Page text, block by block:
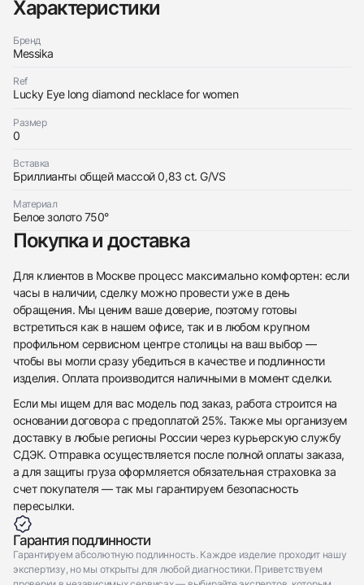
Характеристики
Бренд
Messika
Ref
Lucky Eye long diamond necklace for women
Размер
0
Вставка
Бриллианты общей массой 0,83 ct. G/VS
Материал
Белое золото 750°
Покупка и доставка
Для клиентов в Москве процесс максимально комфортен: если
часы в наличии, сделку можно провести уже в день
обращения. Мы ценим ваше доверие, поэтому готовы
встретиться как в нашем офисе, так и в любом крупном
профильном сервисном центре столицы на ваш выбор —
чтобы вы могли сразу убедиться в качестве и подлинности
изделия. Оплата производится наличными в момент сделки.
Если мы ищем для вас модель под заказ, работа строится на
основании договора с предоплатой 25%. Также мы организуем
доставку в любые регионы России через курьерскую службу
СДЭК. Отправка осуществляется после полной оплаты заказа,
а для защиты груза оформляется обязательная страховка за
счет покупателя — так мы гарантируем безопасность
пересылки.
Гарантия подлинности
Гарантируем абсолютную подлинность. Каждое изделие проходит нашу
экспертизу, но мы открыты для любой диагностики. Приветствуем
Заказать эти часы
с вами
Messika
$9,200
Отправить заявку
Трейд-ин часов
Оставьте ваши контактные данные и мы свяжемся
Колье Lucky Eye Long
НовыеКоробка + Документы
Приложите фото ваших часов…
Отправить заявку